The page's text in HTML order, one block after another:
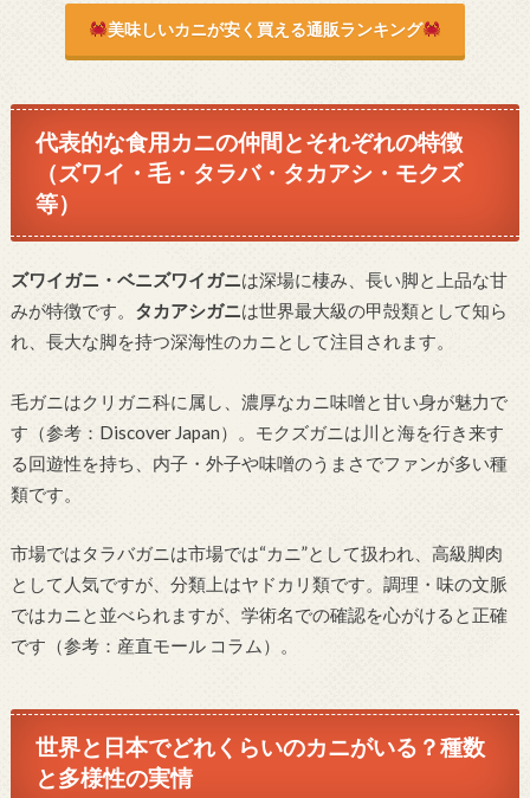
美味しいカニが安く買える通販ランキング
代表的な食用カニの仲間とそれぞれの特徴
（ズワイ・毛・タラバ・タカアシ・モクズ
等）
ズワイガニ・ベニズワイガニは深場に棲み、長い脚と上品な甘
みが特徴です。 タカアシガニは世界最大級の甲殻類として知ら
れ、長大な脚を持つ深海性のカニとして注目されます。
毛ガニはクリガニ科に属し、濃厚なカニ味噌と甘い身が魅力で
す（参考：Discover Japan）。モクズガニは川と海を行き来す
る回遊性を持ち、内子・外子や味噌のうまさでファンが多い種
類です。
市場ではタラバガニは市場では“カニ”として扱われ、高級脚肉
として人気ですが、分類上はヤドカリ類です。調理・味の文脈
ではカニと並べられますが、学術名での確認を心がけると正確
です（参考：産直モール コラム）。
世界と日本でどれくらいのカニがいる？種数
と多様性の実情